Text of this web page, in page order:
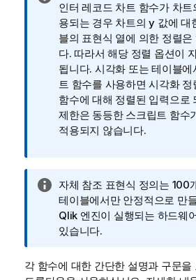
보
메
모
인터 레코드 차트 함수가 차
용되는 경우 차트의 y 값에 대
블의 표현식 열에 의한 정렬은
다. 따라서 해당 정렬 옵션이
됩니다. 시각화 또는 테이블
트 함수를 사용하면 시각화
함수에 대해 정렬된 입력으로
제한은 동등한 스크립트 함수
적용되지 않습니다.
정
보
메
모
자체 참조 표현식 정의는 100
테이블에서만 안정적으로 만
Qlik 엔진이 실행되는 하드웨
있습니다.
각 함수에 대한 간단한 설명과 구문을